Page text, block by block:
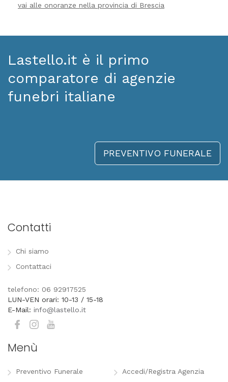
vai alle onoranze nella provincia di Brescia
Lastello.it è il primo
comparatore di agenzie
funebri italiane
PREVENTIVO FUNERALE
Contatti
Chi siamo
Contattaci
telefono: 06 92917525
LUN-VEN orari: 10-13 / 15-18
E-Mail: info@lastello.it
Menù
Preventivo Funerale
Accedi/Registra Agenzia